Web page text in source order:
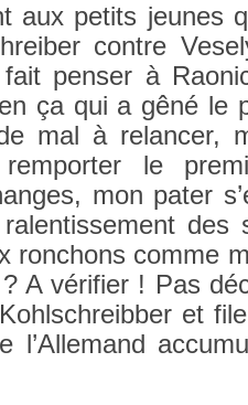
aux petits jeunes
con­tre
pens­er à
ça qui a gêné le
mal à re­lanc­er,
le
mon pater
des
ronchons comme
A vérifi­er ! Pas
et
l’Al­lemand